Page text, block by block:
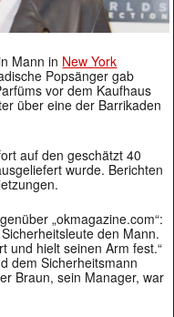
Mann in New York
Popsänger gab
vor dem Kaufhaus
über eine der Barrikaden
auf den geschätzt 40
wurde. Berichten
„okmagazine.com“:
den Mann.
und hielt seinen Arm fest.“
dem Sicherheitsmann
Braun, sein Manager, war